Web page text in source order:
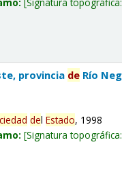
provincia de Río
delEstado, 1998
Signatura